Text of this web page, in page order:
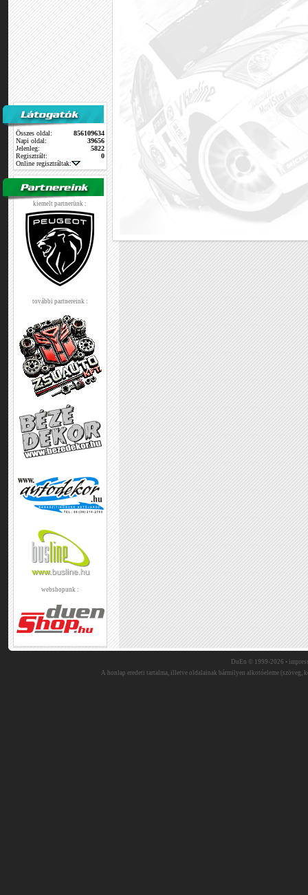
Összes oldal:
856109634
Napi oldal:
39656
Jelenleg:
5822
Regisztrált:
0
Online regisztráltak:
kiemelt partnerünk :
további partnereink :
webshopunk :
DuEn © 1999-2026 •
A honlap eredeti tartalma, illetve oldalainak bármilyen alkotóeleme (szöveg,